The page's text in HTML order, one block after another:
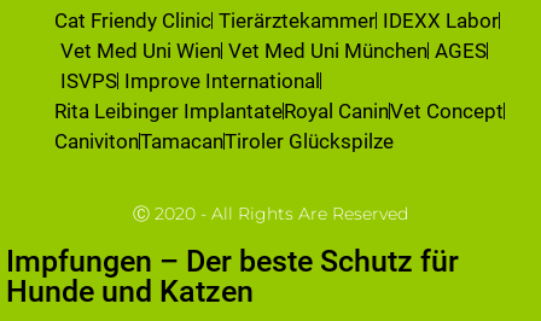
Cat Friendy Clinic Tierärztekammer IDEXX Labor
Vet Med Uni Wien Vet Med Uni München AGES
ISVPS Improve International
Rita Leibinger ImplantateRoyal CaninVet Concept
CanivitonTamacanTiroler Glückspilze
Ⓒ 2020 - All Rights Are Reserved
Impfungen – Der beste Schutz für
Hunde und Katzen